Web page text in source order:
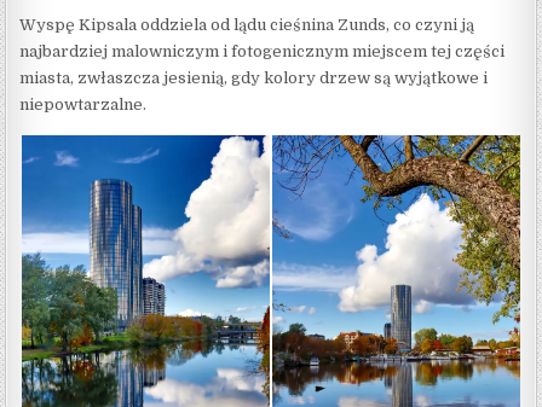
Wyspę Kipsala oddziela od lądu cieśnina Zunds, co czyni ją
najbardziej malowniczym i fotogenicznym miejscem tej części
miasta, zwłaszcza jesienią, gdy kolory drzew są wyjątkowe i
niepowtarzalne.